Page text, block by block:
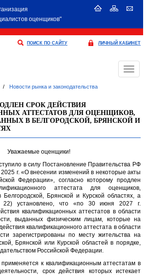
оценщиков"
ПОИСК ПО САЙТУ ЛИЧНЫЙ КАБИНЕТ
Меню
/ Новости рынка и законодательства
СРОК ДЕЙСТВИЯ
АТТЕСТАТОВ ДЛЯ ОЦЕНЩИКОВ,
В БЕЛГОРОДСКОЙ, БРЯНСКОЙ И
Уважаемые оценщики!
в силу Постановление Правительства РФ
г. «О внесении изменений в некоторые акты
Федерации», согласно которому продлен
аттестата для оценщиков,
Белгородской, Брянской и Курской областях, а
22) установлено, что «по 30 июня 2027 г.
квалификационных аттестатов в области
выданных физическим лицам, которые на
квалификационного аттестата в области
зарегистрированы по месту жительства на
Брянской или Курской областей в порядке,
Российской Федерации.
к квалификационным аттестатам в
срок действия которых истекает